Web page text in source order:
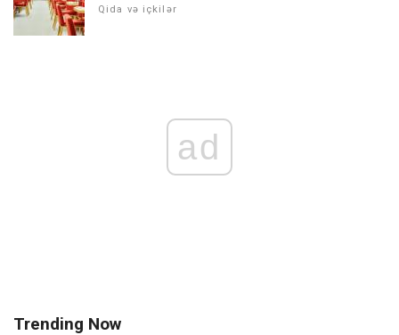
Qida və içkilər
ad
Trending Now